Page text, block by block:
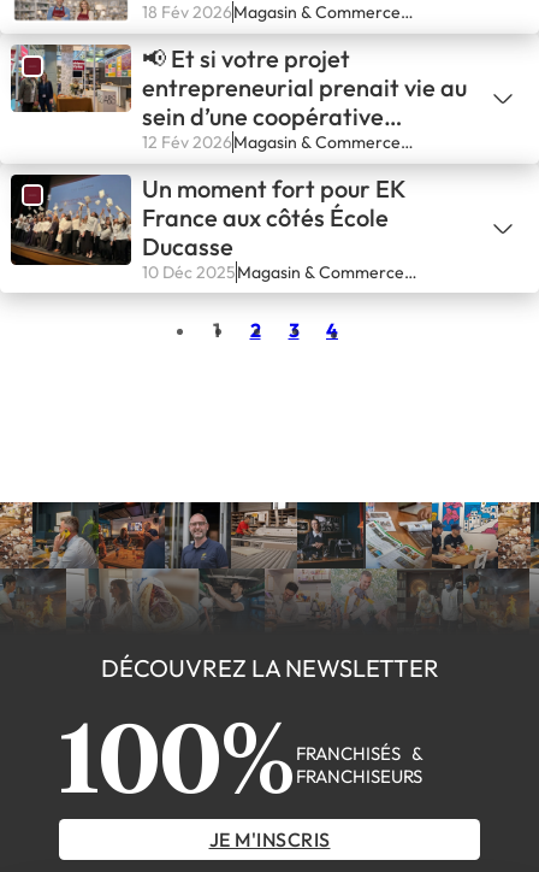
18 Fév 2026Magasin & Commerce
spécialisé
📢 Et si votre projet
entrepreneurial prenait vie au
sein d’une coopérative
engagée et en pleine
croissance ?
12 Fév 2026Magasin & Commerce
spécialisé
Un moment fort pour EK
France aux côtés École
Ducasse
10 Déc 2025Magasin & Commerce
spécialisé
1 2 3 4
DÉCOUVREZ LA NEWSLETTER
100% FRANCHISÉS &
FRANCHISEURS
JE M'INSCRIS